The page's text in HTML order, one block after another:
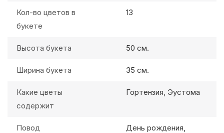
Кол-во цветов в
букете
13
Высота букета 50 см.
Ширина букета 35 см.
Какие цветы
содержит
Гортензия, Эустома
Повод
День рождения,